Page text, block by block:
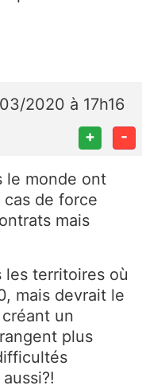
2020 à 17h16
+ -
le monde ont
de force
mais
les territoires où
mais devrait le
un
plus